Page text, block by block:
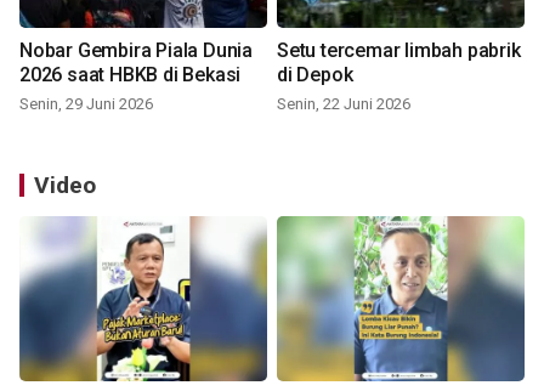
Nobar Gembira Piala Dunia
2026 saat HBKB di Bekasi
Senin, 29 Juni 2026
Setu tercemar limbah pabrik
di Depok
Senin, 22 Juni 2026
Video